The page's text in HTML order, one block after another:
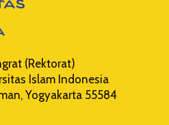
(Rektorat)
Islam Indonesia
Yogyakarta 55584